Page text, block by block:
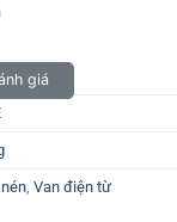
giá
, Van điện từ